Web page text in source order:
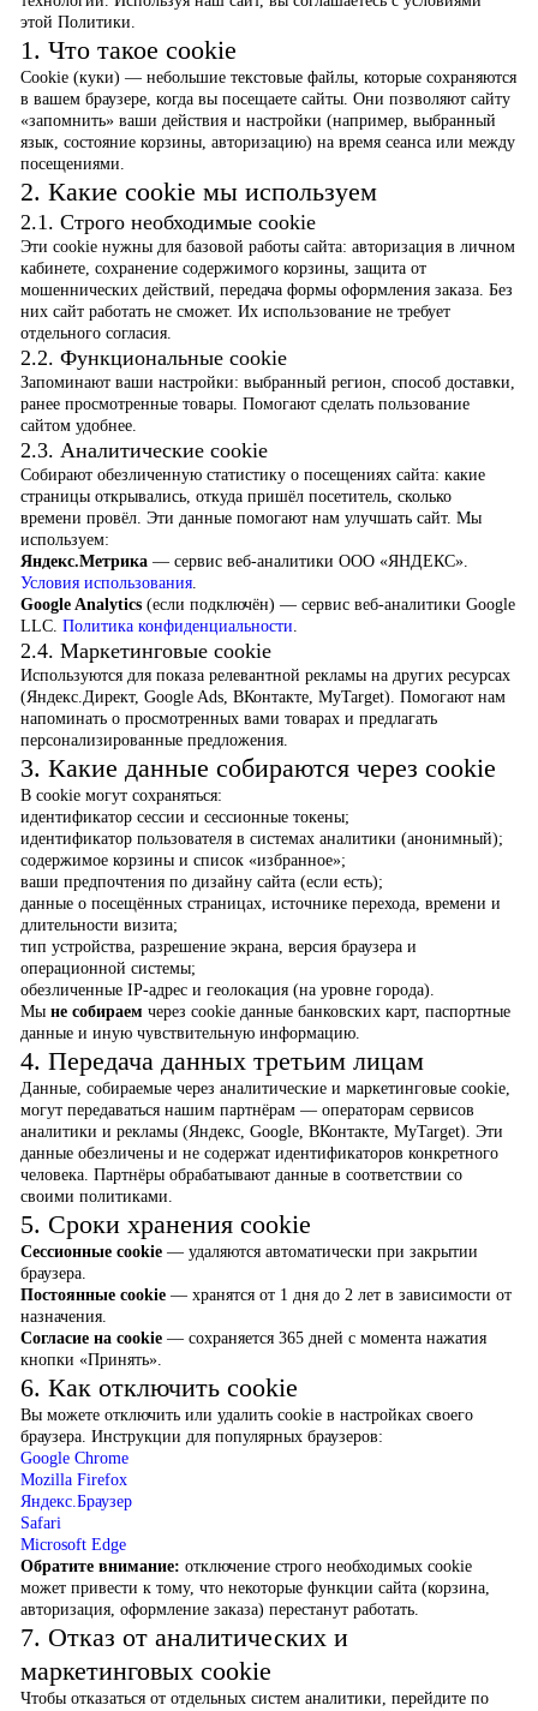
этой Политики.
1. Что такое cookie
Cookie (куки) — небольшие текстовые файлы, которые сохраняются
в вашем браузере, когда вы посещаете сайты. Они позволяют сайту
«запомнить» ваши действия и настройки (например, выбранный
язык, состояние корзины, авторизацию) на время сеанса или между
посещениями.
2. Какие cookie мы используем
2.1. Строго необходимые cookie
Эти cookie нужны для базовой работы сайта: авторизация в личном
кабинете, сохранение содержимого корзины, защита от
мошеннических действий, передача формы оформления заказа. Без
них сайт работать не сможет. Их использование не требует
отдельного согласия.
2.2. Функциональные cookie
Запоминают ваши настройки: выбранный регион, способ доставки,
ранее просмотренные товары. Помогают сделать пользование
сайтом удобнее.
2.3. Аналитические cookie
Собирают обезличенную статистику о посещениях сайта: какие
страницы открывались, откуда пришёл посетитель, сколько
времени провёл. Эти данные помогают нам улучшать сайт. Мы
используем:
Яндекс.Метрика — сервис веб-аналитики ООО «ЯНДЕКС».
Условия использования.
Google Analytics (если подключён) — сервис веб-аналитики Google
LLC.Политика конфиденциальности.
2.4. Маркетинговые cookie
Используются для показа релевантной рекламы на других ресурсах
(Яндекс.Директ, Google Ads, ВКонтакте, MyTarget). Помогают нам
напоминать о просмотренных вами товарах и предлагать
персонализированные предложения.
3. Какие данные собираются через cookie
В cookie могут сохраняться:
идентификатор сессии и сессионные токены;
идентификатор пользователя в системах аналитики (анонимный);
содержимое корзины и список «избранное»;
ваши предпочтения по дизайну сайта (если есть);
данные о посещённых страницах, источнике перехода, времени и
длительности визита;
тип устройства, разрешение экрана, версия браузера и
операционной системы;
обезличенные IP-адрес и геолокация (на уровне города).
Мыне собираем через cookie данные банковских карт, паспортные
данные и иную чувствительную информацию.
4. Передача данных третьим лицам
Данные, собираемые через аналитические и маркетинговые cookie,
могут передаваться нашим партнёрам — операторам сервисов
аналитики и рекламы (Яндекс, Google, ВКонтакте, MyTarget). Эти
данные обезличены и не содержат идентификаторов конкретного
человека. Партнёры обрабатывают данные в соответствии со
своими политиками.
5. Сроки хранения cookie
Сессионные cookie — удаляются автоматически при закрытии
браузера.
Постоянные cookie — хранятся от 1 дня до 2 лет в зависимости от
назначения.
Согласие на cookie — сохраняется 365 дней с момента нажатия
кнопки «Принять».
6. Как отключить cookie
Вы можете отключить или удалить cookie в настройках своего
браузера. Инструкции для популярных браузеров:
Google Chrome
Mozilla Firefox
Яндекс.Браузер
Safari
Microsoft Edge
Обратите внимание: отключение строго необходимых cookie
может привести к тому, что некоторые функции сайта (корзина,
авторизация, оформление заказа) перестанут работать.
7. Отказ от аналитических и
маркетинговых cookie
Чтобы отказаться от отдельных систем аналитики, перейдите по